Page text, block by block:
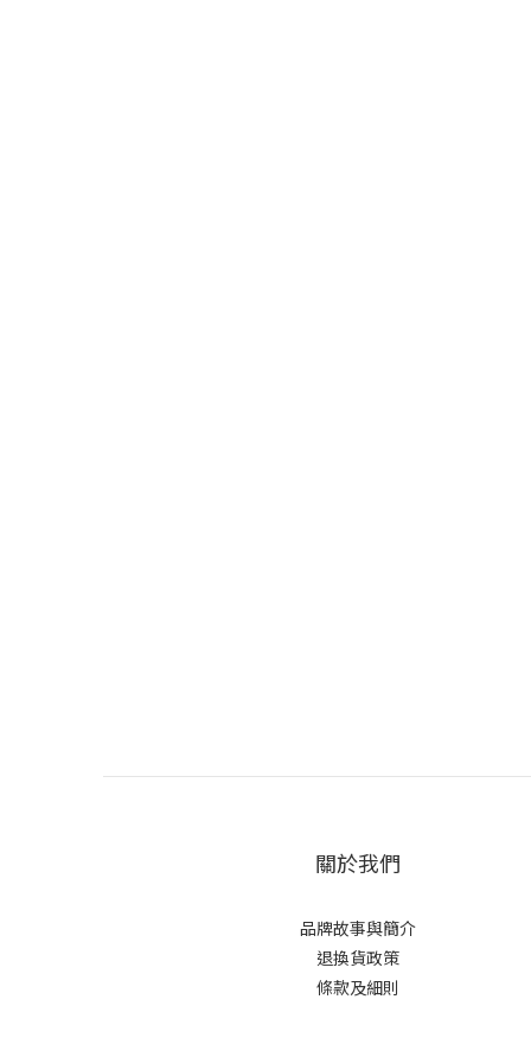
關於我們
品牌故事與簡介
退換貨政策
條款及細則